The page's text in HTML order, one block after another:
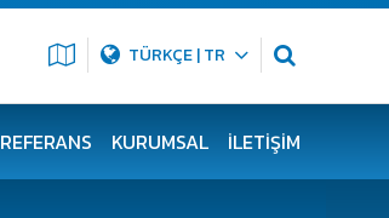
TÜRKÇE | TR
REFERANS KURUMSAL İLETIŞIM